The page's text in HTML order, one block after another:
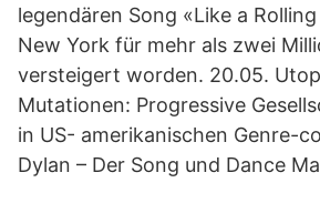
legendären Song «Like a
New York für mehr als zwei
versteigert worden. 20.05.
Mutationen: Progressive
in US- amerikanischen Genre-
Dylan – Der Song und Dance